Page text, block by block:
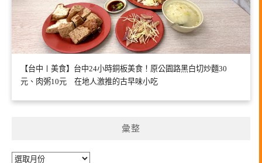
【台中〡美食】台中24小時銅板美食！原公園路黑白切炒麵30
元、肉粥10元 在地人激推的古早味小吃
彙整
彙